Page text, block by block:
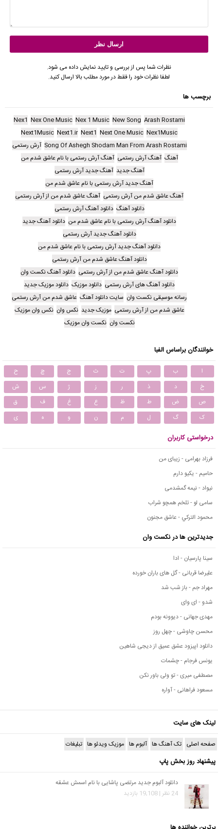
نظرات شما پس از بررسی و تایید نمایش داده می شود.
لطفا نظرات خود را فقط در مورد مطلب بالا ارسال کنید.
برچسب ها
Arash Rostami
New Song
Nex 1 Music
Nex One Music
Nex1
Nex1Music
Next One Music
Next1
Next1.ir
Next1Music
Song Of Ashegh Shodam Man From Arash Rostami آرش رستمی
آهنگ آهنگ آرش رستمی آهنگ آرش رستمی با نام عاشق شدم من
آهنگ جدید آهنگ جدید آرش رستمی
آهنگ جدید آرش رستمی با نام عاشق شدم من
آهنگ عاشق شدم من آرش رستمی آهنگ عاشق شدم من از آرش رستمی
دانلود آهنگ دانلود آهنگ آرش رستمی
دانلود آهنگ آرش رستمی با نام عاشق شدم من دانلود آهنگ جدید
دانلود آهنگ جدید آرش رستمی
دانلود آهنگ جدید آرش رستمی با نام عاشق شدم من
دانلود آهنگ عاشق شدم من آرش رستمی
دانلود آهنگ عاشق شدم من از آرش رستمی دانلود آهنگ نکست وان
دانلود آهنگ های آرش رستمی دانلود موزیک دانلود موزیک جدید
رسانه موسیقی نکست وان سایت دانلود آهنگ عاشق شدم من آرش رستمی
عاشق شدم من از آرش رستمی موزیک جدید نکس وان نکس وان موزیک
نکست وان نکست وان موزیک
خوانندگان براساس الفبا
ا ب پ ت ث ج چ
ح
خ
د ذ ر ز ژ س
ش
ص
ض ط ظ ع غ ف
ق
ک
گ ل م ن و ه ی
درخواستی کاربران
فرزاد بهرامی - زیبای من
حامیم - یکیو دارم
نیواد - نیمه گمشدمی
سامی لو - تلخم همچو شراب
محمود التركي - عاشق مجنون
جدیدترین ها در نکست وان
سینا پارسیان - ادا
علیرضا قربانی - گل های باران خورده
مهراد جم - باز شب شد
شدو - ای وای
مهدی جهانی - دیوونه بودم
محسن چاوشی - چهل روز
دانلود اپیزود عشق عمیق از دیجی شاهین
یونس فرجام - چشمات
مصطفی میری - تو ولی باور نکن
مسعود فراهانی - آواره
لینک های سایت
صفحه اصلی تک آهنگ ها آلبوم ها موزیک ویدئو ها تبلیغات
پیشنهاد روز بخش پاپ
دانلود آلبوم جدید مرتضی پاشایی با نام اسمش عشقه
24 نظر | 19,108 بازدید